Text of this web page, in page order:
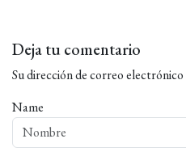
Deja tu comentario
Su dirección de correo
Name